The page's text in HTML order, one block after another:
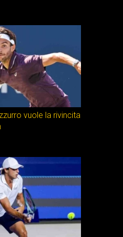
vuole la rivincita